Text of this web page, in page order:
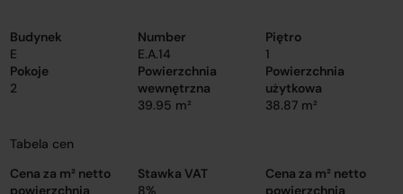
Budynek
E
Number
E.A.14
Piętro
1
Pokoje
2
Powierzchnia
wewnętrzna
39.95 m²
Powierzchnia
użytkowa
38.87 m²
Tabela cen
Cena za m² netto
powierzchnia
Stawka VAT
8%
Cena za m² netto
powierzchnia